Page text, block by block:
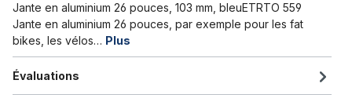
Jante en aluminium 26 pouces, 103 mm, bleuETRTO 559
Jante en aluminium 26 pouces, par exemple pour les fat
bikes, les vélos… Plus
Évaluations